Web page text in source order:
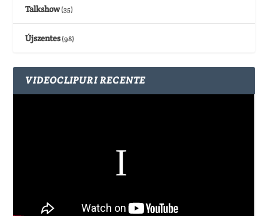
Talkshow(35)
Újszentes(98)
VIDEOCLIPURI RECENTE